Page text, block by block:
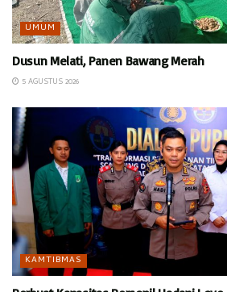
UMUM
Dusun Melati, Panen Bawang Merah
5 AGUSTUS 2026
KAMTIBMAS